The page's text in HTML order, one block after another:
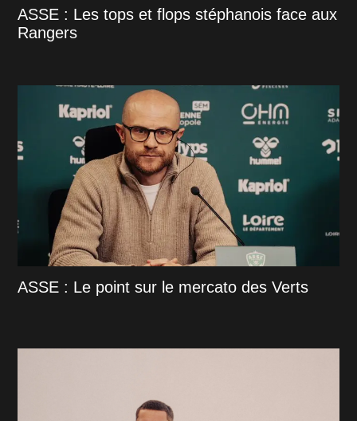
ASSE : Les tops et flops stéphanois face aux
Rangers
ASSE : Le point sur le mercato des Verts